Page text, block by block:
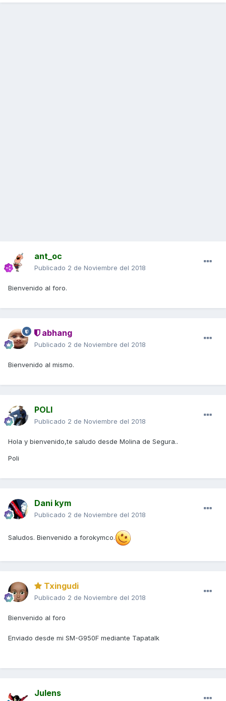
ant_oc
Publicado 2 de Noviembre del 2018
Bienvenido al foro.
abhang
Publicado 2 de Noviembre del 2018
Bienvenido al mismo.
POLI
Publicado 2 de Noviembre del 2018
Hola y bienvenido,te saludo desde Molina de Segura..
Poli
Dani kym
Publicado 2 de Noviembre del 2018
Saludos. Bienvenido a forokymco.
Txingudi
Publicado 2 de Noviembre del 2018
Bienvenido al foro
Enviado desde mi SM-G950F mediante Tapatalk
Julens